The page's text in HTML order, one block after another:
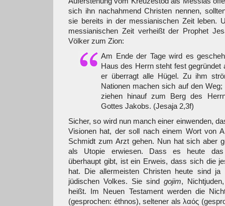
sich ihn nachahmend Christen nennen,
sie bereits in der messianischen Zeit leben.
messianischen Zeit verheißt der Prophet
Völker zum Zion:
Am Ende der Tage wird es
Haus des Herrn steht fest gegründet
er überragt alle Hügel. Zu ihm
Nationen machen sich auf den
ziehen hinauf zum Berg des
Gottes Jakobs. (Jesaja 2,3f)
Sicher, so wird nun manch einer einwenden,
Visionen hat, der soll nach einem Wort von
Schmidt zum Arzt gehen. Nun hat sich aber
als Utopie erwiesen. Dass es heute das
überhaupt gibt, ist ein Erweis, dass sich die
hat. Die allermeisten Christen heute sind ja
jüdischen Volkes. Sie sind gojim,
heißt. Im Neuen Testament werden die
(gesprochen: éthnos), seltener als λαός